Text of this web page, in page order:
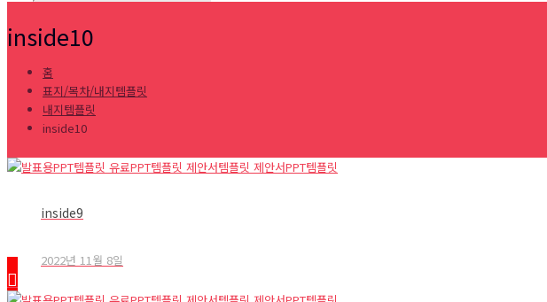
inside10
홈
표지/목차/내지템플릿
내지템플릿
inside10
inside9
2022년 11월 8일